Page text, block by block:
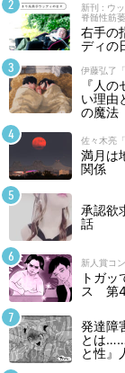
新刊 : ウ
脊髄性筋
右手の
ディの
伊藤弘了
『人
い理由
の魔法
佐々木亮
満月は
関係
承認欲
話
新人賞コ
トガ
ス 第4
発達障
とは
と性』